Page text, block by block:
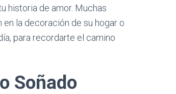
historia de amor. Muchas
la decoración de su hogar o
para recordarte el camino
Soñado